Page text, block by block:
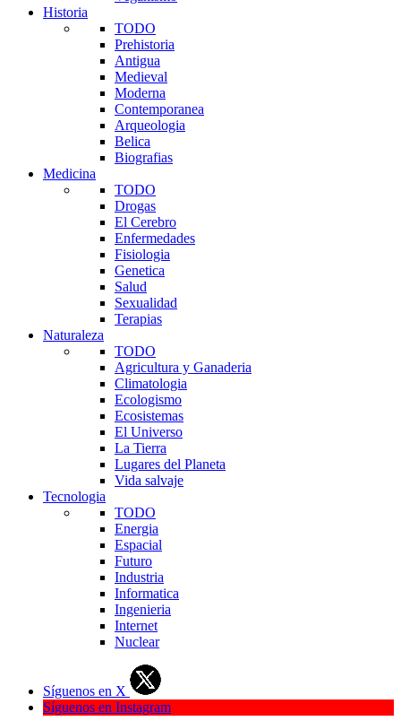
Historia
TODO
Prehistoria
Antigua
Medieval
Moderna
Contemporanea
Arqueologia
Belica
Biografias
Medicina
TODO
Drogas
El Cerebro
Enfermedades
Fisiologia
Genetica
Salud
Sexualidad
Terapias
Naturaleza
TODO
Agricultura y Ganaderia
Climatologia
Ecologismo
Ecosistemas
El Universo
La Tierra
Lugares del Planeta
Vida salvaje
Tecnologia
TODO
Energia
Espacial
Futuro
Industria
Informatica
Ingenieria
Internet
Nuclear
Síguenos en X
Síguenos en Instagram